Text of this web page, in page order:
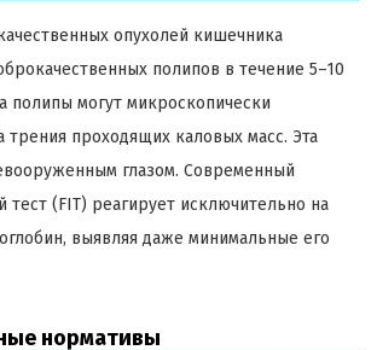
опухолей кишечника
полипов в течение 5–10
полипы могут микроскопически
трения проходящих каловых масс. Эта
глазом. Современный
тест (FIT) реагирует исключительно на
выявляя даже минимальные его
нормативы